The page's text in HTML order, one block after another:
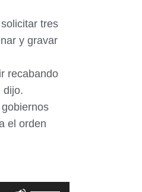
tres
y gravar
recabando
dijo.
el orden
Utiliza